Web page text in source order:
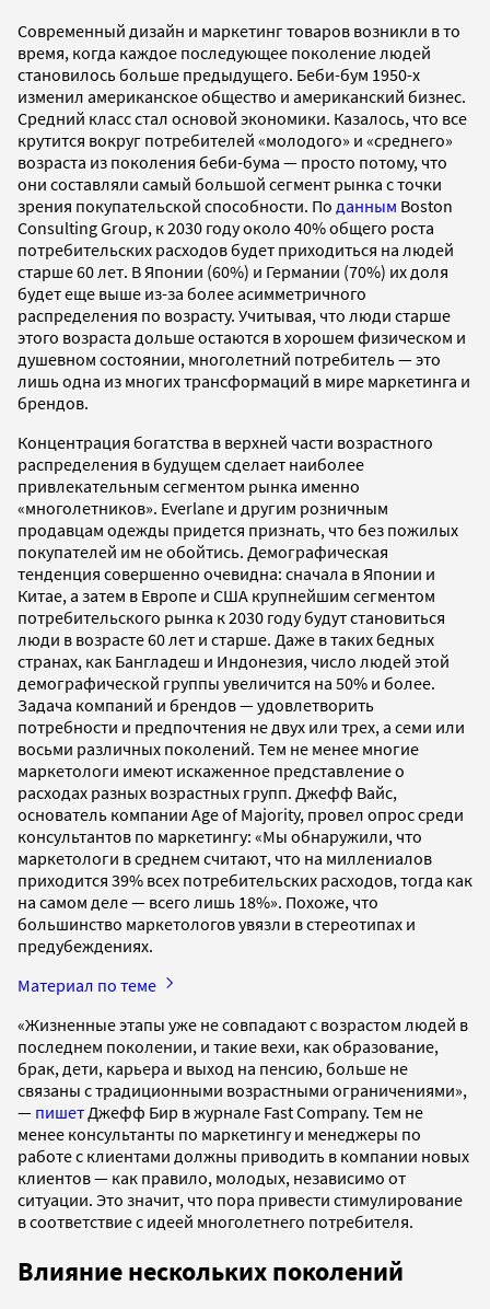
Современный дизайн и маркетинг товаров возникли в то
время, когда каждое последующее поколение людей
становилось больше предыдущего. Беби-бум 1950-х
изменил американское общество и американский бизнес.
Средний класс стал основой экономики. Казалось, что все
крутится вокруг потребителей «молодого» и «среднего»
возраста из поколения беби-бума — просто потому, что
они составляли самый большой сегмент рынка с точки
зрения покупательской способности. По данным Boston
Consulting Group, к 2030 году около 40% общего роста
потребительских расходов будет приходиться на людей
старше 60 лет. В Японии (60%) и Германии (70%) их доля
будет еще выше из-за более асимметричного
распределения по возрасту. Учитывая, что люди старше
этого возраста дольше остаются в хорошем физическом и
душевном состоянии, многолетний потребитель — это
лишь одна из многих трансформаций в мире маркетинга и
брендов.
Концентрация богатства в верхней части возрастного
распределения в будущем сделает наиболее
привлекательным сегментом рынка именно
«многолетников». Everlane и другим розничным
продавцам одежды придется признать, что без пожилых
покупателей им не обойтись. Демографическая
тенденция совершенно очевидна: сначала в Японии и
Китае, а затем в Европе и США крупнейшим сегментом
потребительского рынка к 2030 году будут становиться
люди в возрасте 60 лет и старше. Даже в таких бедных
странах, как Бангладеш и Индонезия, число людей этой
демографической группы увеличится на 50% и более.
Задача компаний и брендов — удовлетворить
потребности и предпочтения не двух или трех, а семи или
восьми различных поколений. Тем не менее многие
маркетологи имеют искаженное представление о
расходах разных возрастных групп. Джефф Вайс,
основатель компании Age of Majority, провел опрос среди
консультантов по маркетингу: «Мы обнаружили, что
маркетологи в среднем считают, что на миллениалов
приходится 39% всех потребительских расходов, тогда как
на самом деле — всего лишь 18%». Похоже, что
большинство маркетологов увязли в стереотипах и
предубеждениях.
Материал по теме
«Жизненные этапы уже не совпадают с возрастом людей в
последнем поколении, и такие вехи, как образование,
брак, дети, карьера и выход на пенсию, больше не
связаны с традиционными возрастными ограничениями»,
— пишетДжефф Бир в журнале Fast Company. Тем не
менее консультанты по маркетингу и менеджеры по
работе с клиентами должны приводить в компании новых
клиентов — как правило, молодых, независимо от
ситуации. Это значит, что пора привести стимулирование
в соответствие с идеей многолетнего потребителя.
Влияние нескольких поколений